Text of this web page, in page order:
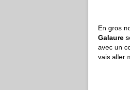
En gros
Galaure
avec un
vais aller